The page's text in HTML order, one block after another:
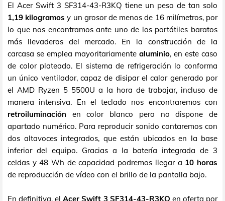
El Acer Swift 3 SF314-43-R3KQ tiene un peso de tan solo
1,19 kilogramos y un grosor de menos de 16 milímetros, por
lo que nos encontramos ante uno de los portátiles baratos
más llevaderos del mercado. En la construcción de la
carcasa se emplea mayoritariamente aluminio, en este caso
de color plateado. El sistema de refrigeración lo conforma
un único ventilador, capaz de disipar el calor generado por
el AMD Ryzen 5 5500U a la hora de trabajar, incluso de
manera intensiva. En el teclado nos encontraremos con
retroiluminación en color blanco pero no dispone de
apartado numérico. Para reproducir sonido contaremos con
dos altavoces integrados, que están ubicados en la base
inferior del equipo. Gracias a la batería integrada de 3
celdas y 48 Wh de capacidad podremos llegar a 10 horas
de reproducción de vídeo con el brillo de la pantalla bajo.
En definitiva, elAcer Swift 3 SF314-43-R3KQ en oferta por